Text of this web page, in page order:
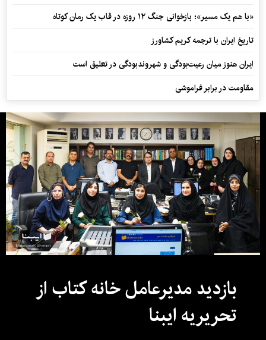
«با هم یک مسیر»؛ بازخوانی جنگ ۱۲ روزه در قاب یک رمان کوتاه
تاریخ ایران با ترجمه کریم کشاورز
ایران هنوز میان رعیت‌بودگی و شهروندبودگی در تعلیق است
مقاومت در برابر فراموشی
بازدید مدیرعامل خانه کتاب از
تحریریه ایبنا